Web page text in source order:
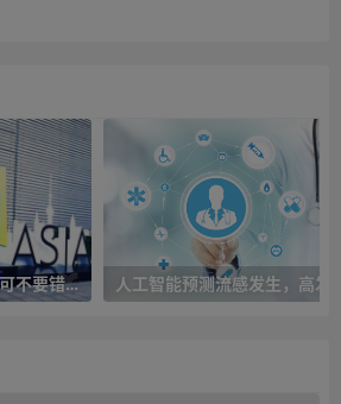
今年的CES Asia，你可不要错过这些自动驾驶看点